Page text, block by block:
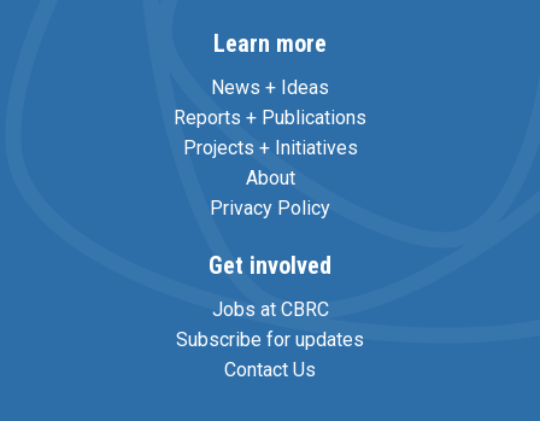
Learn more
News + Ideas
Reports + Publications
Projects + Initiatives
About
Privacy Policy
Get involved
Jobs at CBRC
Subscribe for updates
Contact Us